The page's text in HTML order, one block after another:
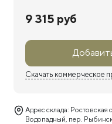
9 315 руб
Скачать коммерческое
Адрес склада: Ростовская
Водопадный, пер.